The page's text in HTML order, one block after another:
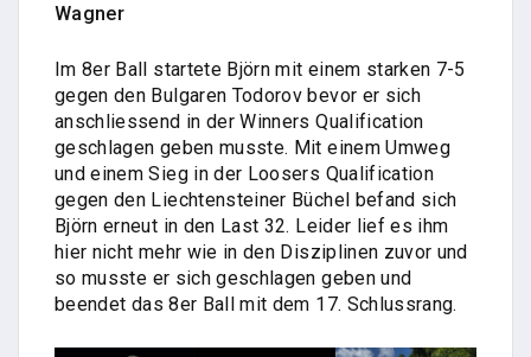
Wagner
Im 8er Ball startete Björn mit einem starken 7-5
gegen den Bulgaren Todorov bevor er sich
anschliessend in der Winners Qualification
geschlagen geben musste. Mit einem Umweg
und einem Sieg in der Loosers Qualification
gegen den Liechtensteiner Büchel befand sich
Björn erneut in den Last 32. Leider lief es ihm
hier nicht mehr wie in den Disziplinen zuvor und
so musste er sich geschlagen geben und
beendet das 8er Ball mit dem 17. Schlussrang.